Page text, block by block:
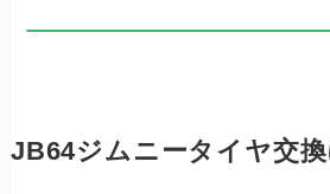
JB64ジムニータイヤ交